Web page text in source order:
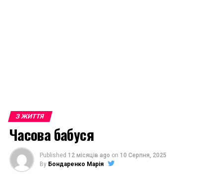
З ЖИТТЯ
Часова бабуся
Published 12 місяців ago on 10 Серпня, 2025
By Бондаренко Марія